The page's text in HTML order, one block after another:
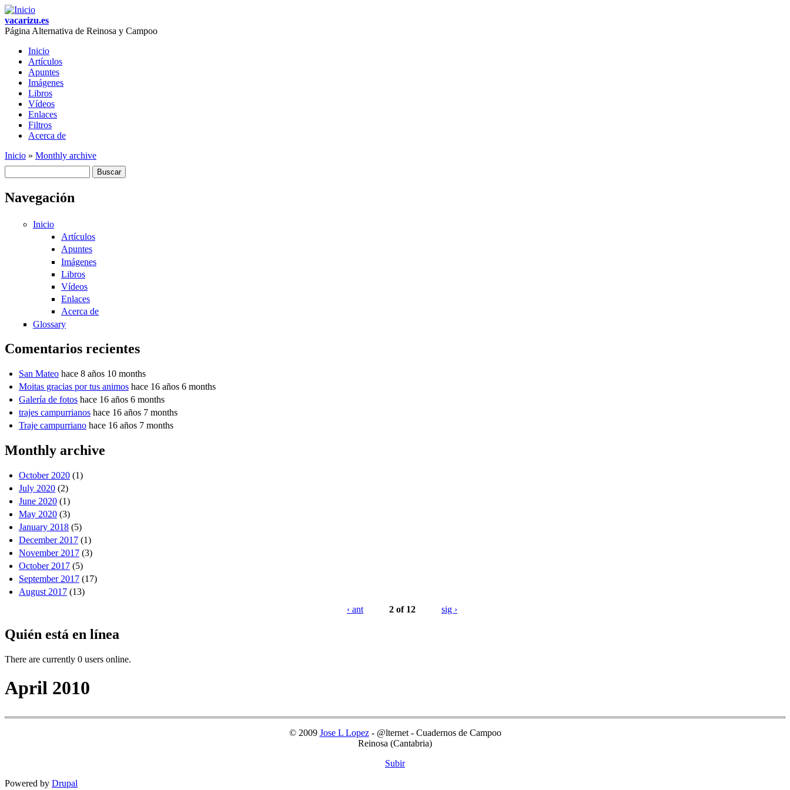
Skip to main content
vacarizu.es
Página Alternativa de Reinosa y Campoo
Main menu
Inicio
Artículos
Apuntes
Imágenes
Libros
Vídeos
Enlaces
Filtros
Acerca de
You are here
Inicio » Monthly archive
Navegación
Inicio
Artículos
Apuntes
Imágenes
Libros
Vídeos
Enlaces
Acerca de
Glossary
Comentarios recientes
San Mateo hace 8 años 10 months
Moitas gracias por tus animos hace 16 años 6 months
Galería de fotos hace 16 años 6 months
trajes campurrianos hace 16 años 7 months
Traje campurriano hace 16 años 7 months
Monthly archive
October 2020 (1)
July 2020 (2)
June 2020 (1)
May 2020 (3)
January 2018 (5)
December 2017 (1)
November 2017 (3)
October 2017 (5)
September 2017 (17)
August 2017 (13)
‹ ant
2 of 12 sig ›
Quién está en línea
There are currently 0 users online.
April 2010
© 2009 Jose L Lopez- @lternet - Cuadernos de Campoo
Reinosa (Cantabria)
Subir
Powered by Drupal